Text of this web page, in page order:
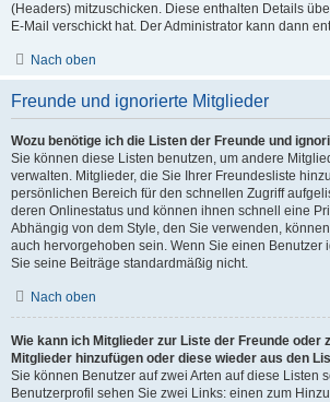
(Headers) mitzuschicken. Diese enthalten Details
E-Mail verschickt hat. Der Administrator kann dann
Nach oben
Freunde und ignorierte Mitglieder
Wozu benötige ich die Listen der Freunde und
Sie können diese Listen benutzen, um andere
verwalten. Mitglieder, die Sie Ihrer Freundesliste
persönlichen Bereich für den schnellen Zugriff
deren Onlinestatus und können ihnen schnell eine
Abhängig von dem Style, den Sie verwenden,
auch hervorgehoben sein. Wenn Sie einen Benutzer
Sie seine Beiträge standardmäßig nicht.
Nach oben
Wie kann ich Mitglieder zur Liste der Freunde oder
Mitglieder hinzufügen oder diese wieder aus den
Sie können Benutzer auf zwei Arten auf diese Listen
Benutzerprofil sehen Sie zwei Links: einen zum